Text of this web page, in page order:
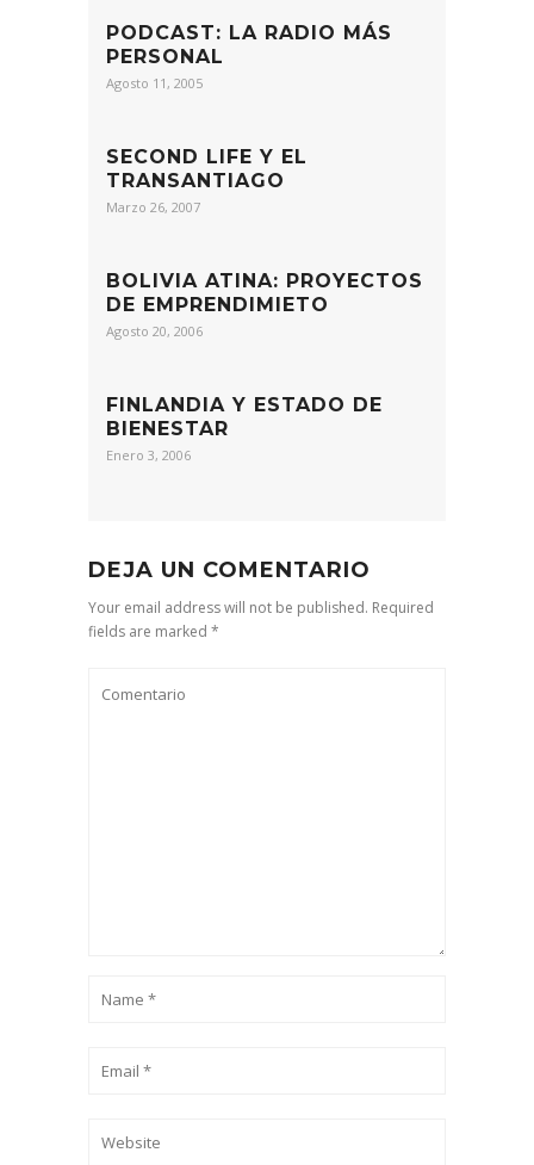
PODCAST: LA RADIO MÁS
PERSONAL
Agosto 11, 2005
SECOND LIFE Y EL
TRANSANTIAGO
Marzo 26, 2007
BOLIVIA ATINA: PROYECTOS
DE EMPRENDIMIETO
Agosto 20, 2006
FINLANDIA Y ESTADO DE
BIENESTAR
Enero 3, 2006
DEJA UN COMENTARIO
Your email address will not be published. Required
fields are marked *